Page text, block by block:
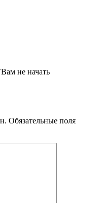
не начать
Обязательные поля